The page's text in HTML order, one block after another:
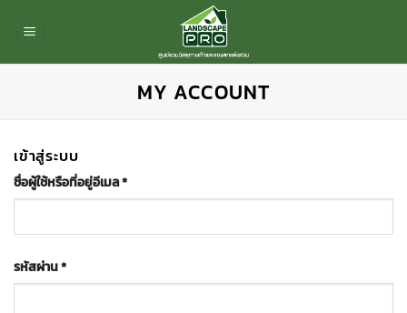
MY ACCOUNT
เข้าสู่ระบบ
ชื่อผู้ใช้หรือที่อยู่อีเมล*ต้องการ
รหัสผ่าน*ต้องการ